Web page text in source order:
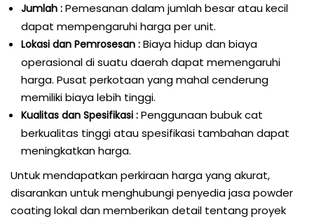
Jumlah : Pemesanan dalam jumlah besar atau kecil
dapat mempengaruhi harga per unit.
Lokasi dan Pemrosesan : Biaya hidup dan biaya
operasional di suatu daerah dapat memengaruhi
harga. Pusat perkotaan yang mahal cenderung
memiliki biaya lebih tinggi.
Kualitas dan Spesifikasi : Penggunaan bubuk cat
berkualitas tinggi atau spesifikasi tambahan dapat
meningkatkan harga.
Untuk mendapatkan perkiraan harga yang akurat,
disarankan untuk menghubungi penyedia jasa powder
coating lokal dan memberikan detail tentang proyek